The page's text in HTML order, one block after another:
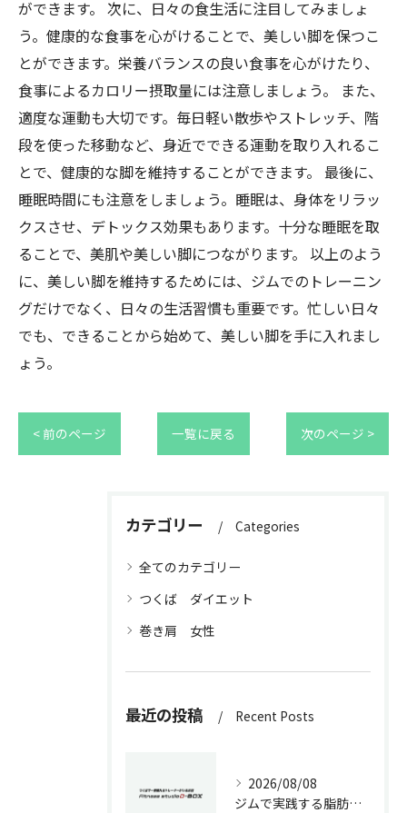
ができます。 次に、日々の食生活に注目してみましょ
う。健康的な食事を心がけることで、美しい脚を保つこ
とができます。栄養バランスの良い食事を心がけたり、
食事によるカロリー摂取量には注意しましょう。 また、
適度な運動も大切です。毎日軽い散歩やストレッチ、階
段を使った移動など、身近でできる運動を取り入れるこ
とで、健康的な脚を維持することができます。 最後に、
睡眠時間にも注意をしましょう。睡眠は、身体をリラッ
クスさせ、デトックス効果もあります。十分な睡眠を取
ることで、美肌や美しい脚につながります。 以上のよう
に、美しい脚を維持するためには、ジムでのトレーニン
グだけでなく、日々の生活習慣も重要です。忙しい日々
でも、できることから始めて、美しい脚を手に入れまし
ょう。
< 前のページ 一覧に戻る 次のページ >
カテゴリー Categories
全てのカテゴリー
つくば ダイエット
巻き肩 女性
最近の投稿 Recent Posts
2026/08/08
ジムで実践する脂肪吸収抑制メソッド